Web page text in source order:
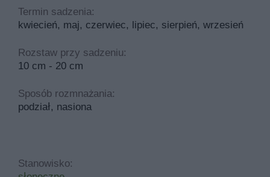
Termin sadzenia:
kwiecień, maj, czerwiec, lipiec, sierpień, wrzesień
Rozstaw przy sadzeniu:
10 cm - 20 cm
Sposób rozmnażania:
podział, nasiona
Stanowisko: